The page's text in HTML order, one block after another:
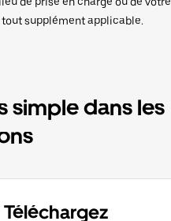
supplément applicable.
simple dans les
Téléchargez